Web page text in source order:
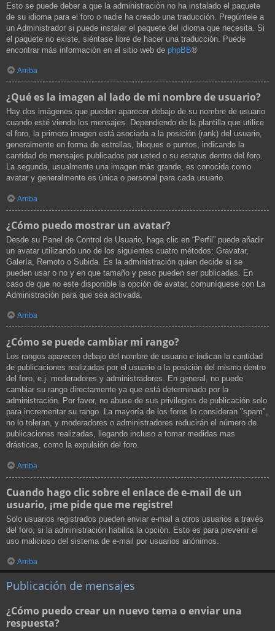
Esto se puede deber a que la administración no ha instalado el paquete
de su idioma para el foro o nadie ha creado una traducción. Pregúntele a
un Administrador si puede instalar el paquete del idioma que necesita. Si
el paquete no existe, siéntase libre de hacer una traducción. Puede
encontrar más información en el sitio web de phpBB®
Arriba
¿Qué es la imagen al lado de mi nombre de usuario?
Hay dos imágenes que pueden aparecer debajo de su nombre de usuario
cuando esté viendo los mensajes. Dependiendo de la plantilla que utilice
el foro, la primera imagen está asociada a la posición (rank) del usuario,
generalmente en forma de estrellas, bloques o puntos, indicando la
cantidad de mensajes publicados por usted o su estatus dentro del foro.
La segunda, usualmente una imagen más grande, es conocida como
avatar y generalmente es única o personal para cada usuario.
Arriba
¿Cómo puedo mostrar un avatar?
Desde su Panel de Control de Usuario, haga clic en “Perfil” puede añadir
un avatar utilizando uno de los siguientes cuatro métodos: Gravatar,
Galería, Remoto o Subida. Es la administración quien decide si se
pueden usar o no y en que tamaño y peso pueden ser publicadas. En
caso de que no este disponible la opción de avatar, comuníquese con La
Administración para que sea activada.
Arriba
¿Cómo se puede cambiar mi rango?
Los rangos aparecen debajo del nombre de usuario e indican la cantidad
de publicaciones realizadas por el usuario o la posición del mismo dentro
del foro, e.j. moderadores y administradores. En general, no puede
cambiar su rango directamente ya que está determinado por la
administración. Por favor, no abuse de sus privilegios de publicación solo
para incrementar su rango. La mayoría de los foros lo consideran "spam",
no lo toleran, y moderadores o administradores reducirán el número de
publicaciones realizadas, llegando incluso a tomar medidas mas
drásticas, como la expulsión del foro.
Arriba
Cuando hago clic sobre el enlace de e-mail de un
usuario, ¡me pide que me registre!
Solo usuarios registrados pueden enviar e-mail a otros usuarios a través
del foro, si la administración habilita la opción. Esto es para prevenir el
uso malicioso del sistema de e-mail por usuarios anónimos.
Arriba
Publicación de mensajes
¿Cómo puedo crear un nuevo tema o enviar una
respuesta?